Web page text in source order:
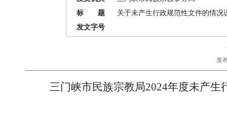
标 题
关于未产生行政规范性文件的情况
发文字号
发
三门峡市民族宗教局2024年度未产生